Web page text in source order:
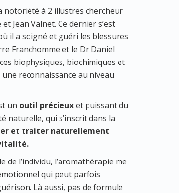
notoriété à 2 illustres chercheur
Jean Valnet. Ce dernier s’est
il a soigné et guéri les blessures
Franchomme et le Dr Daniel
biophysiques, biochimiques et
reconnaissance au niveau
un outil précieuxet puissant du
naturelle, qui s’inscrit dans la
et traiter naturellement
de l’individu, l’aromathérapie me
qui peut parfois
Là aussi, pas de formule